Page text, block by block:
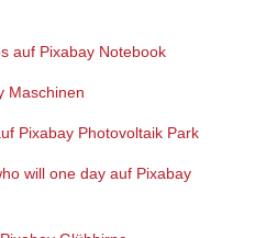
auf Pix­a­bay Note­book
Maschi­nen
Pix­a­bayPho­to­vol­ta­ik Park
will one dayauf Pix­a­bay